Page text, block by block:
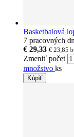
Basketbalová
7 pracovných
€ 29,33 € 23,85
Zmeniť počet
množstvo ks
Kúpiť